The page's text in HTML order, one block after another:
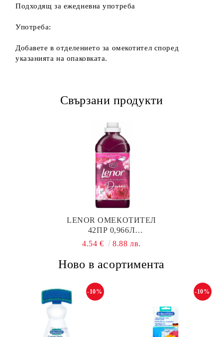
Подходящ за ежедневна употреба
Употреба:
Добавете в отделението за омекотител според
указанията на опаковката.
Свързани продукти
LENOR ОМЕКОТИТЕЛ
42ПР 0,966Л
GELSOMINO
4.54 € 8.88 лв.
Ново в асортимента
-10% -10%